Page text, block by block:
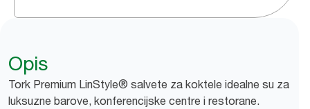
Opis
Tork Premium LinStyle® salvete za koktele idealne su za
luksuzne barove, konferencijske centre i restorane.